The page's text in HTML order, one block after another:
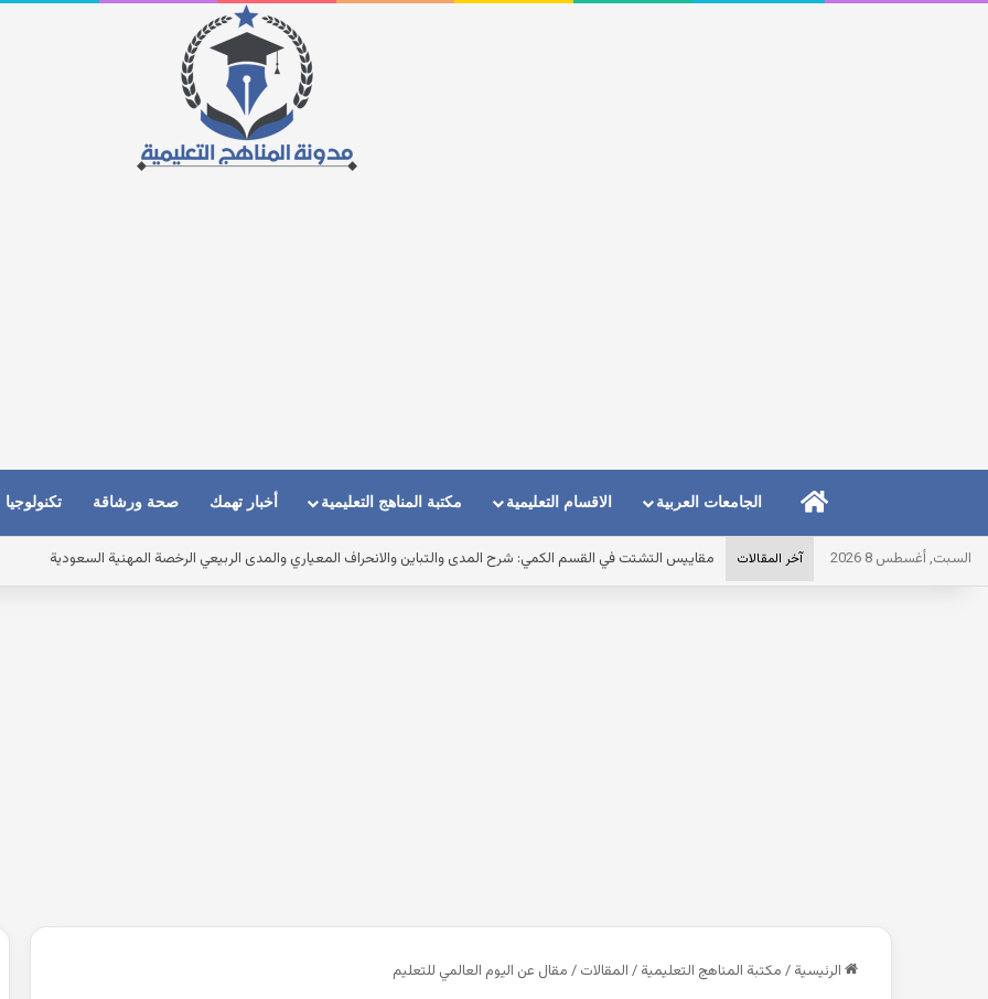
الرئيسيةالجامعات العربية الاقسام التعليمية مكتبة المناهج التعليمية أخبار تهمك صحة ورشاقة تكنولوجيا
السبت, أغسطس 8 2026 آخر المقالات مقاييس التشتت في القسم الكمي: شرح المدى والتباين والانحراف المعياري والمدى الربيعي الرخصة المهنية السعودية
الرئيسية / مكتبة المناهج التعليمية / المقالات / مقال عن اليوم العالمي للتعليم